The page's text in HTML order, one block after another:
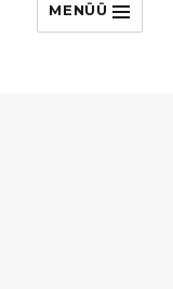
MENÜÜ